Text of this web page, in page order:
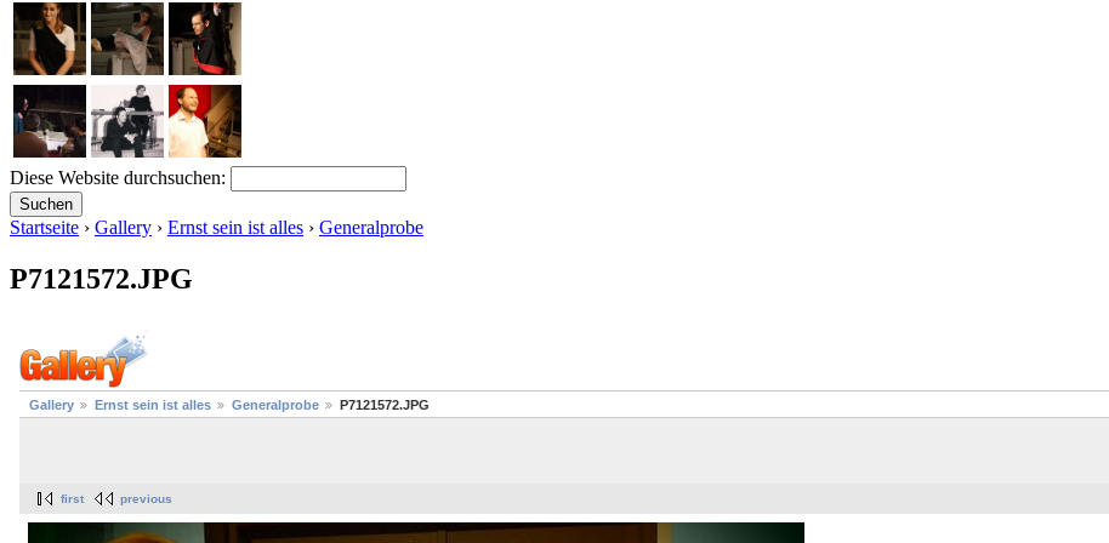
Diese Website durchsuchen:
Startseite › Gallery › Ernst sein ist alles › Generalprobe
P7121572.JPG
Gallery Ernst sein ist alles Generalprobe P7121572.JPG
first previous